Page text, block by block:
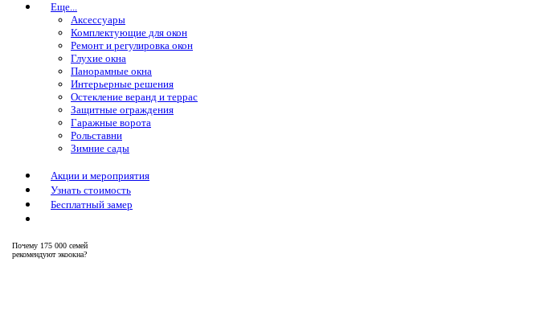
Еще...
Аксессуары
Комплектующие для окон
Ремонт и регулировка окон
Глухие окна
Панорамные окна
Интерьерные решения
Остекление веранд и террас
Защитные ограждения
Гаражные ворота
Рольставни
Зимние сады
Акции и мероприятия
Узнать стоимость
Бесплатный замер
Почему 175 000 семей
рекомендуют экоокна?